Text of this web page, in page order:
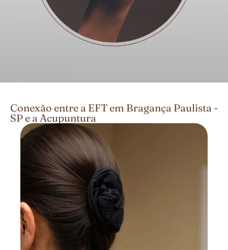
Conexão entre a EFT em Bragança Paulista -
SP e a Acupuntura